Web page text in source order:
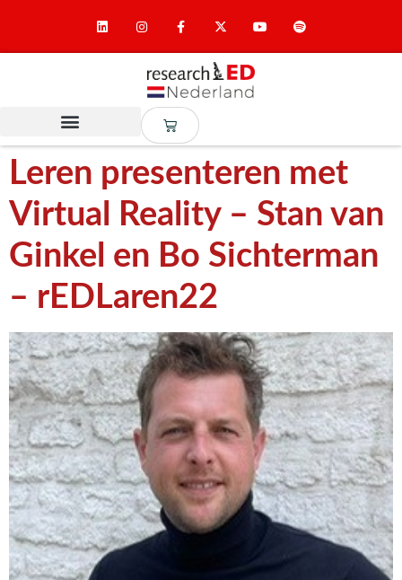
Leren presenteren met
Virtual Reality – Stan van
Ginkel en Bo Sichterman
– rEDLaren22